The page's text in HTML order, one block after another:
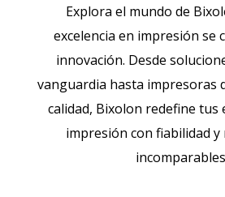
Explora el mundo de
excelencia en impresión se
innovación. Desde
vanguardia hasta impresoras
calidad, Bixolon redefine tus
impresión con fiabilidad